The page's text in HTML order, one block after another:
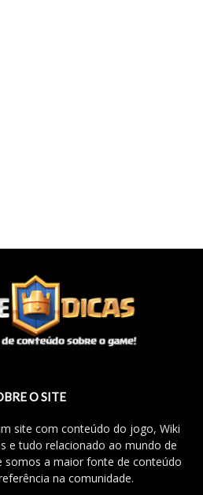
O SITE
site com conteúdo do jogo, Wiki
e tudo relacionado ao mundo de
somos a maior fonte de conteúdo
na comunidade.